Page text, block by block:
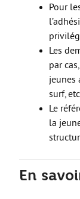
Partir en
Le Sport
La Culture
Mon
Amour et
Mal-être
Pour
Les
par
jeunes
surf,
Le
la
En